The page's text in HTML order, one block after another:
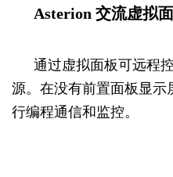
Asterion 交流虚拟
通过虚拟面板可远程
源。在没有前置面板显示
行编程通信和监控。